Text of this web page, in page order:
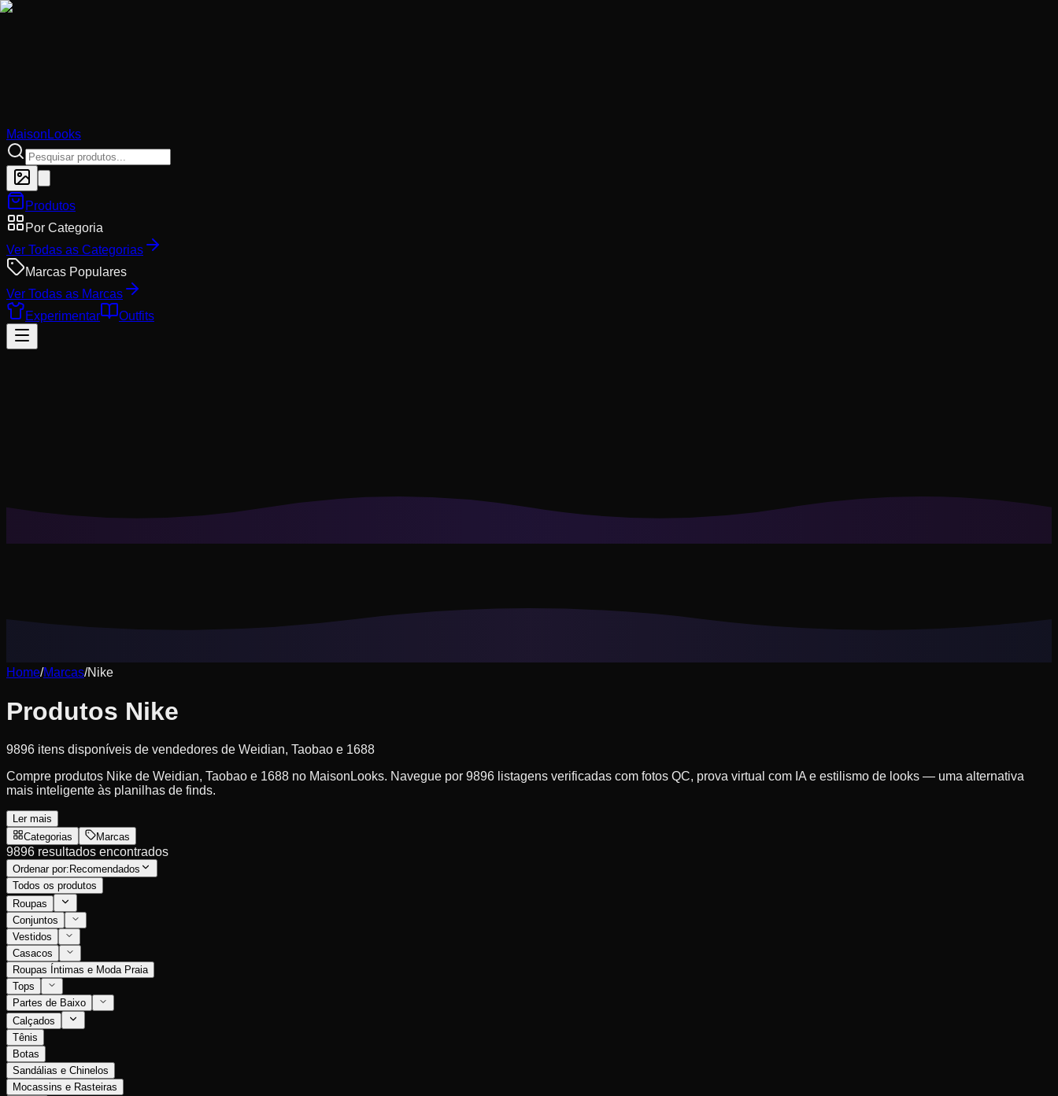
MaisonLooks
Produtos
Por Categoria
Ver Todas as Categorias
Marcas Populares
Ver Todas as Marcas
Experimentar
Outfits
Home/Marcas/Nike
Produtos Nike
9896 itens disponíveis de vendedores de Weidian, Taobao e 1688
Compre produtos Nike de Weidian, Taobao e 1688 no MaisonLooks. Navegue por 9896 listagens verificadas com fotos QC, prova virtual com IA e estilismo de looks — uma alternativa
mais inteligente às planilhas de finds.
Ler mais
Categorias
Marcas
9896 resultados encontrados
Ordenar por: Recomendados
Todos os produtos
Roupas
Conjuntos
Vestidos
Casacos
Roupas Íntimas e Moda Praia
Tops
Partes de Baixo
Calçados
Tênis
Botas
Sandálias e Chinelos
Mocassins e Rasteiras